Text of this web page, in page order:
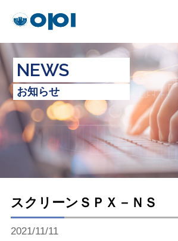
NEWS
お知らせ
スクリーンＳＰＸ－ＮＳ
2021/11/11